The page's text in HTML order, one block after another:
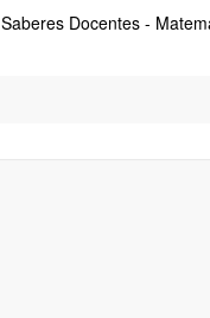
Saberes Docentes -